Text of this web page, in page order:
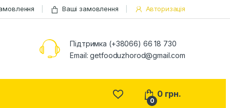
Ваші замовлення Авторизація
Підтримка (+38066) 66 18 730
Email:getfooduzhorod@gmail.com
0
0 грн.